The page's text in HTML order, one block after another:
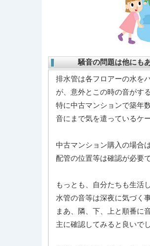
騒音の問題は他にも
排水管は各フロアーの水を
が、意外とこの時の音がす
特に中古マンションで築年
音にまで気を遣っているケ
中古マンション購入の場合
配管の位置等は確認が必要
もっとも、自分たちも生活
水管の音等は深夜に気づく
まあ、隣、下、上と順番に
主に確認してみると良いで